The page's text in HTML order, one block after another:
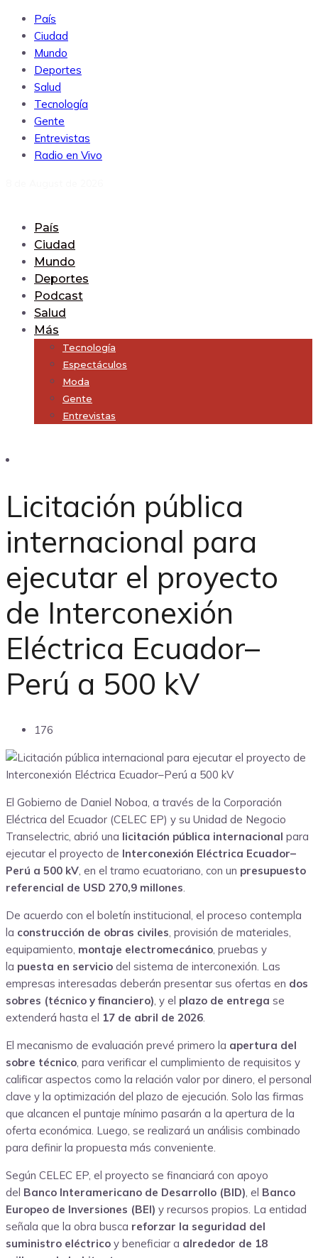
País
Ciudad
Mundo
Deportes
Salud
Tecnología
Gente
Entrevistas
Radio en Vivo
País
Ciudad
Mundo
Deportes
Podcast
Salud
Más
Tecnología
Espectáculos
Moda
Gente
Entrevistas
Licitación pública
internacional para
ejecutar el proyecto
de Interconexión
Eléctrica Ecuador–
Perú a 500 kV
176
El Gobierno de Daniel Noboa, a través de la Corporación
Eléctrica del Ecuador (CELEC EP) y su Unidad de Negocio
Transelectric, abrió una licitación pública internacional para
ejecutar el proyecto de Interconexión Eléctrica Ecuador–
Perú a 500 kV, en el tramo ecuatoriano, con un presupuesto
referencial de USD 270,9 millones.
De acuerdo con el boletín institucional, el proceso contempla
la construcción de obras civiles, provisión de materiales,
equipamiento, montaje electromecánico, pruebas y
la puesta en servicio del sistema de interconexión. Las
empresas interesadas deberán presentar sus ofertas en dos
sobres (técnico y financiero), y el plazo de entrega se
extenderá hasta el 17 de abril de 2026.
El mecanismo de evaluación prevé primero la apertura del
sobre técnico, para verificar el cumplimiento de requisitos y
calificar aspectos como la relación valor por dinero, el personal
clave y la optimización del plazo de ejecución. Solo las firmas
que alcancen el puntaje mínimo pasarán a la apertura de la
oferta económica. Luego, se realizará un análisis combinado
para definir la propuesta más conveniente.
Según CELEC EP, el proyecto se financiará con apoyo
del Banco Interamericano de Desarrollo (BID), el Banco
Europeo de Inversiones (BEI) y recursos propios. La entidad
señala que la obra busca reforzar la seguridad del
suministro eléctrico y beneficiar a alrededor de 18